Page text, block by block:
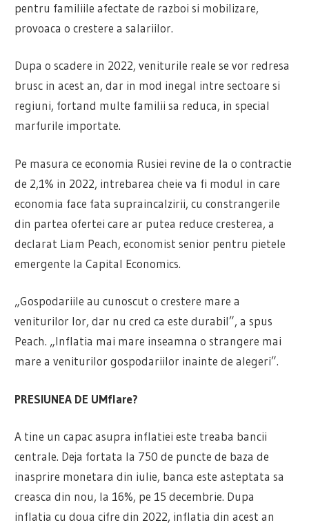
pentru familiile afectate de razboi si mobilizare,
provoaca o crestere a salariilor.
Dupa o scadere in 2022, veniturile reale se vor redresa
brusc in acest an, dar in mod inegal intre sectoare si
regiuni, fortand multe familii sa reduca, in special
marfurile importate.
Pe masura ce economia Rusiei revine de la o contractie
de 2,1% in 2022, intrebarea cheie va fi modul in care
economia face fata supraincalzirii, cu constrangerile
din partea ofertei care ar putea reduce cresterea, a
declarat Liam Peach, economist senior pentru pietele
emergente la Capital Economics.
„Gospodariile au cunoscut o crestere mare a
veniturilor lor, dar nu cred ca este durabil”, a spus
Peach. „Inflatia mai mare inseamna o strangere mai
mare a veniturilor gospodariilor inainte de alegeri”.
PRESIUNEA DE UMflare?
A tine un capac asupra inflatiei este treaba bancii
centrale. Deja fortata la 750 de puncte de baza de
inasprire monetara din iulie, banca este asteptata sa
creasca din nou, la 16%, pe 15 decembrie. Dupa
inflatia cu doua cifre din 2022, inflatia din acest an